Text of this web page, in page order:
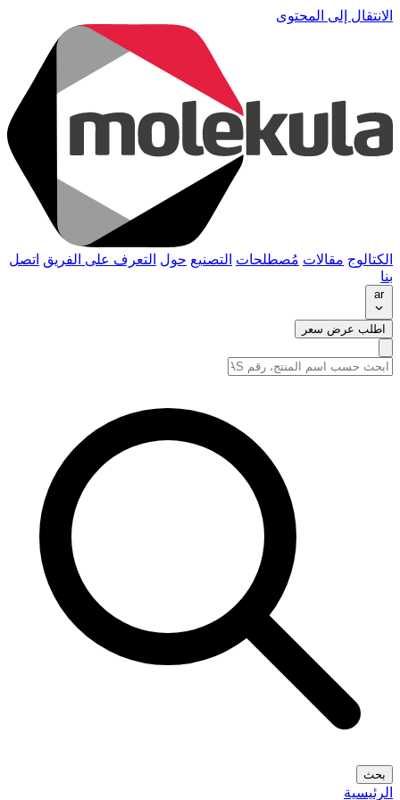
الانتقال إلى المحتوى
الكتالوج مقالات مُصطلحات التصنيع حول التعرف على الفريق اتصل
بنا
ar
اطلب عرض سعر
بحث
الرئيسية